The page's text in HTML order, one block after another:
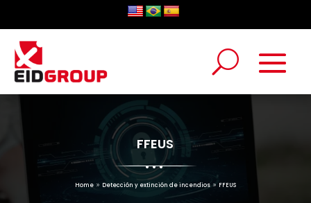
FFEUS
Home 9 Detección y extinción de incendios 9 FFEUS